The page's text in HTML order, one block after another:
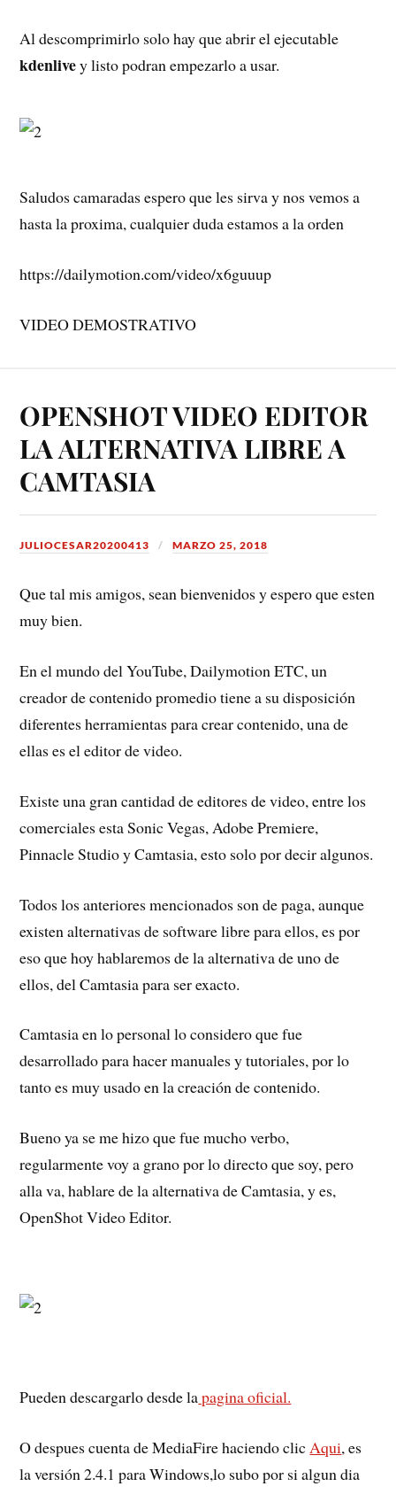
Al descomprimirlo solo hay que abrir el ejecutable
kdenlivey listo podran empezarlo a usar.
Saludos camaradas espero que les sirva y nos vemos a
hasta la proxima, cualquier duda estamos a la orden
https://dailymotion.com/video/x6guuup
VIDEO DEMOSTRATIVO
OPENSHOT VIDEO EDITOR
LA ALTERNATIVA LIBRE A
CAMTASIA
JULIOCESAR20200413 MARZO 25, 2018
Que tal mis amigos, sean bienvenidos y espero que esten
muy bien.
En el mundo del YouTube, Dailymotion ETC, un
creador de contenido promedio tiene a su disposición
diferentes herramientas para crear contenido, una de
ellas es el editor de video.
Existe una gran cantidad de editores de video, entre los
comerciales esta Sonic Vegas, Adobe Premiere,
Pinnacle Studio y Camtasia, esto solo por decir algunos.
Todos los anteriores mencionados son de paga, aunque
existen alternativas de software libre para ellos, es por
eso que hoy hablaremos de la alternativa de uno de
ellos, del Camtasia para ser exacto.
Camtasia en lo personal lo considero que fue
desarrollado para hacer manuales y tutoriales, por lo
tanto es muy usado en la creación de contenido.
Bueno ya se me hizo que fue mucho verbo,
regularmente voy a grano por lo directo que soy, pero
alla va, hablare de la alternativa de Camtasia, y es,
OpenShot Video Editor.
Pueden descargarlo desde lapagina oficial.
O despues cuenta de MediaFire haciendo clic Aqui, es
la versión 2.4.1 para Windows,lo subo por si algun dia